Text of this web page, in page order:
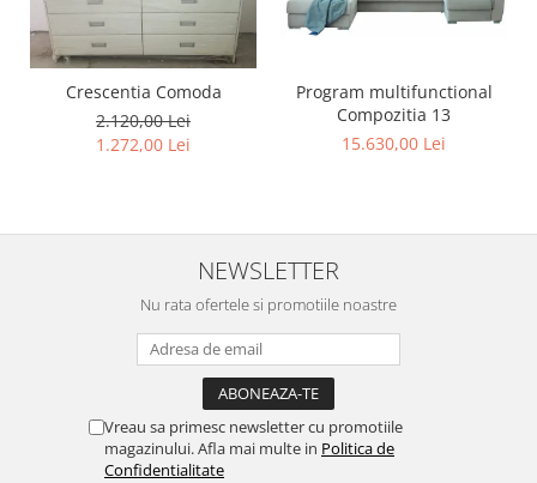
Crescentia Comoda
2.120,00 Lei
1.272,00 Lei
Program multifunctional
Compozitia 13
15.630,00 Lei
NEWSLETTER
Nu rata ofertele si promotiile noastre
Vreau sa primesc newsletter cu promotiile
magazinului. Afla mai multe in Politica de
Confidentialitate